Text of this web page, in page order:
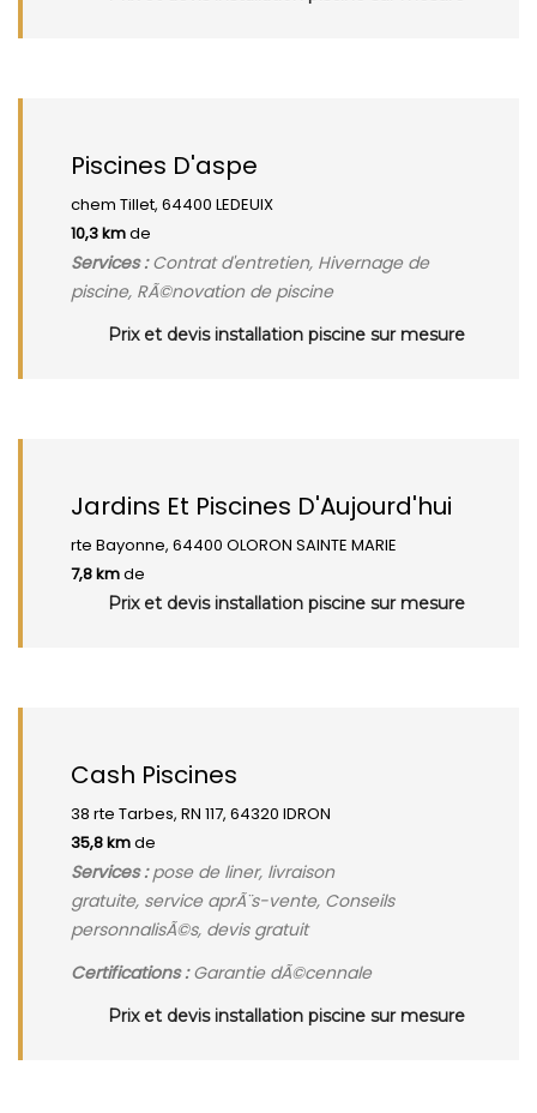
Piscines D'aspe
chem Tillet, 64400 LEDEUIX
10,3 kmde
Services :Contrat d'entretien, Hivernage de
piscine, RÃ©novation de piscine
Prix et devis installation piscine sur mesure
Jardins Et Piscines D'Aujourd'hui
rte Bayonne, 64400 OLORON SAINTE MARIE
7,8 kmde
Prix et devis installation piscine sur mesure
Cash Piscines
38 rte Tarbes, RN 117, 64320 IDRON
35,8 kmde
Services :pose de liner, livraison
gratuite, service aprÃ¨s-vente, Conseils
personnalisÃ©s, devis gratuit
Certifications :Garantie dÃ©cennale
Prix et devis installation piscine sur mesure